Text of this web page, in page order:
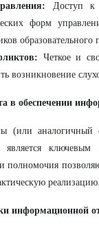
Доступ к
форм
образовательного
Четкое и
возникновение
в обеспечении
(или аналогичный
является
полномочия
реализацию.
информационной